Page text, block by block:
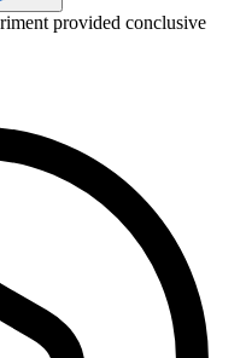
provided conclusive